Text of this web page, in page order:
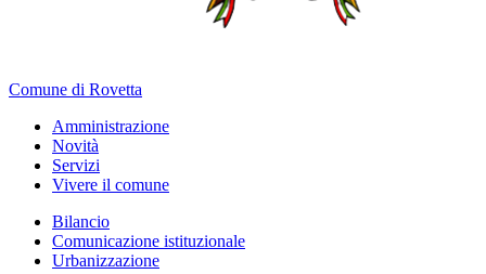
Comune di Rovetta
Amministrazione
Novità
Servizi
Vivere il comune
Bilancio
Comunicazione istituzionale
Urbanizzazione